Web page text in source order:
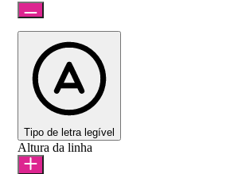
Tipo de letra legível
Altura da linha